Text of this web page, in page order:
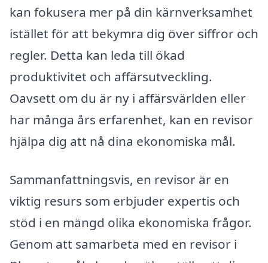
kan fokusera mer på din kärnverksamhet
istället för att bekymra dig över siffror och
regler. Detta kan leda till ökad
produktivitet och affärsutveckling.
Oavsett om du är ny i affärsvärlden eller
har många års erfarenhet, kan en revisor
hjälpa dig att nå dina ekonomiska mål.
Sammanfattningsvis, en revisor är en
viktig resurs som erbjuder expertis och
stöd i en mängd olika ekonomiska frågor.
Genom att samarbeta med en revisor i